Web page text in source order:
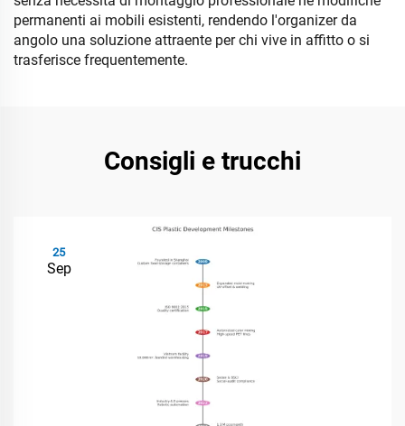
permanenti ai mobili esistenti, rendendo l'organizer da
angolo una soluzione attraente per chi vive in affitto o si
trasferisce frequentemente.
Consigli e trucchi
25
Sep